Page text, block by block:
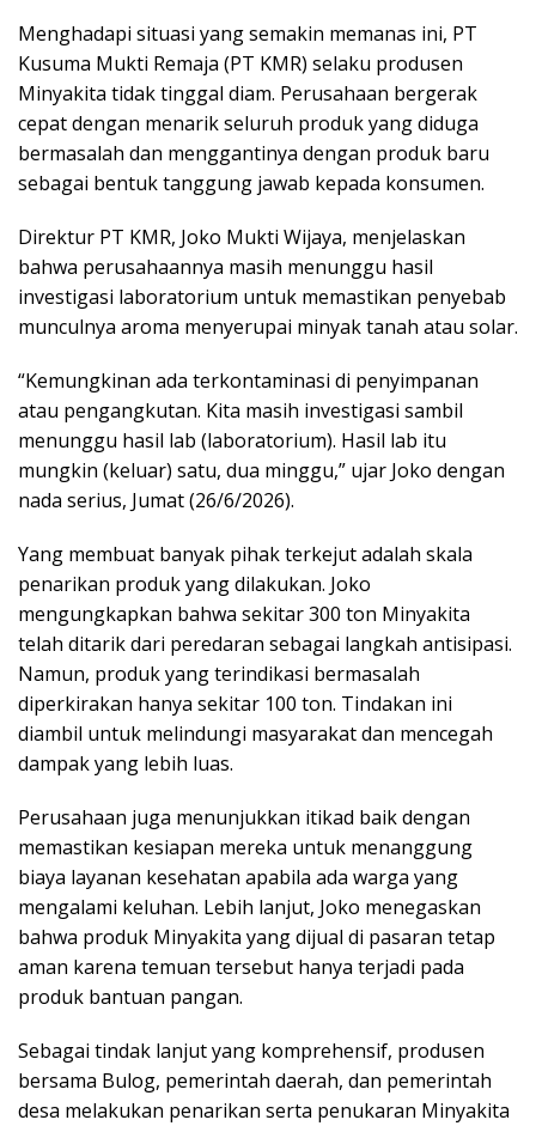
Menghadapi situasi yang semakin memanas ini, PT
Kusuma Mukti Remaja (PT KMR) selaku produsen
Minyakita tidak tinggal diam. Perusahaan bergerak
cepat dengan menarik seluruh produk yang diduga
bermasalah dan menggantinya dengan produk baru
sebagai bentuk tanggung jawab kepada konsumen.
Direktur PT KMR, Joko Mukti Wijaya, menjelaskan
bahwa perusahaannya masih menunggu hasil
investigasi laboratorium untuk memastikan penyebab
munculnya aroma menyerupai minyak tanah atau solar.
“Kemungkinan ada terkontaminasi di penyimpanan
atau pengangkutan. Kita masih investigasi sambil
menunggu hasil lab (laboratorium). Hasil lab itu
mungkin (keluar) satu, dua minggu,” ujar Joko dengan
nada serius, Jumat (26/6/2026).
Yang membuat banyak pihak terkejut adalah skala
penarikan produk yang dilakukan. Joko
mengungkapkan bahwa sekitar 300 ton Minyakita
telah ditarik dari peredaran sebagai langkah antisipasi.
Namun, produk yang terindikasi bermasalah
diperkirakan hanya sekitar 100 ton. Tindakan ini
diambil untuk melindungi masyarakat dan mencegah
dampak yang lebih luas.
Perusahaan juga menunjukkan itikad baik dengan
memastikan kesiapan mereka untuk menanggung
biaya layanan kesehatan apabila ada warga yang
mengalami keluhan. Lebih lanjut, Joko menegaskan
bahwa produk Minyakita yang dijual di pasaran tetap
aman karena temuan tersebut hanya terjadi pada
produk bantuan pangan.
Sebagai tindak lanjut yang komprehensif, produsen
bersama Bulog, pemerintah daerah, dan pemerintah
desa melakukan penarikan serta penukaran Minyakita